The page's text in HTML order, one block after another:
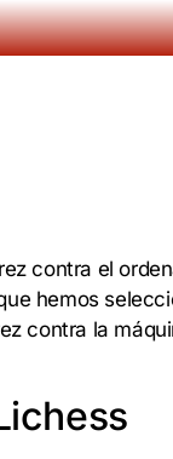
contra el
hemos
contra la